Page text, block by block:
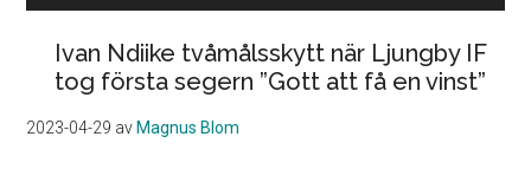
Ivan Ndiike tvåmålsskytt när Ljungby IF
tog första segern ”Gott att få en vinst”
2023-04-29 av Magnus Blom